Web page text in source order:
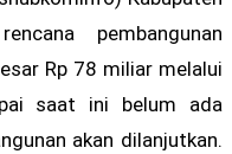
pembangunan
Rp 78 miliar melalui
saat ini belum ada
akan dilanjutkan.